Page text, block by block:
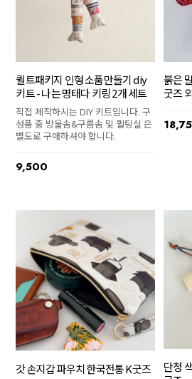
퀼트패키지 인형 소품만들기 diy
키트 - 나는 명태다 키링 2개 세트
직접 제작하시는 DIY 키트입니다. 구
성품 중 방울솜&구름솜 및 퀼팅실 은
별도로 구매하셔야 합니다.
9,500
붉은
굿즈
갓 손지갑 파우치 한국전통 K굿즈
단청